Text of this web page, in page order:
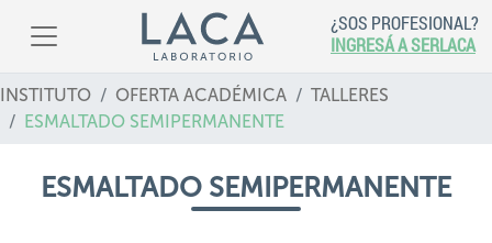
¿SOS PROFESIONAL?
INGRESÁ A SERLACA
INSTITUTO OFERTA ACADÉMICA
TALLERES
ESMALTADO SEMIPERMANENTE
ESMALTADO SEMIPERMANENTE